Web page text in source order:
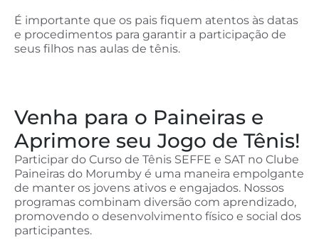
É importante que os pais fiquem atentos às datas
e procedimentos para garantir a participação de
seus filhos nas aulas de tênis.
Venha para o Paineiras e
Aprimore seu Jogo de Tênis!
Participar do Curso de Tênis SEFFE e SAT no Clube
Paineiras do Morumby é uma maneira empolgante
de manter os jovens ativos e engajados. Nossos
programas combinam diversão com aprendizado,
promovendo o desenvolvimento físico e social dos
participantes.